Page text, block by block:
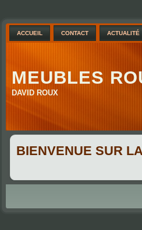
ACCUEIL CONTACT ACTUALITÉ
MEUBLES
DAVID ROUX
BIENVENUE SUR